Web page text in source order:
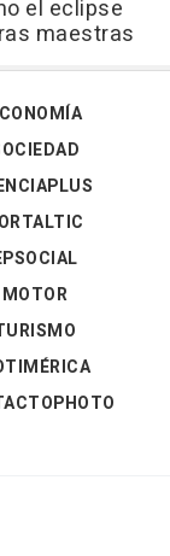
el eclipse
maestras
MOTOR